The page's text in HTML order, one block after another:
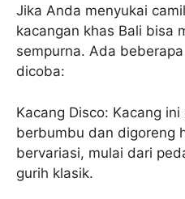
Jika Anda menyukai
kacangan khas Bali bisa
sempurna. Ada
dicoba:
Kacang Disco: Kacang
berbumbu dan digoreng
bervariasi, mulai dari
gurih klasik.